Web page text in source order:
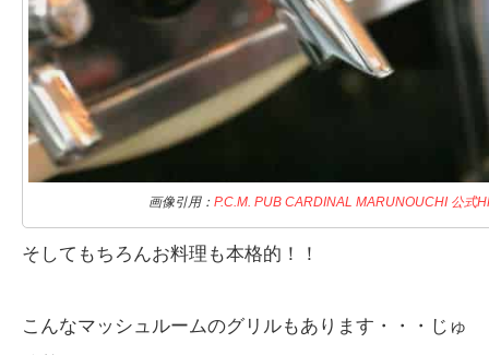
画像引用： P.C.M. PUB CARDINAL MARUNOUCHI 公式
そしてもちろんお料理も本格的！！
こんなマッシュルームのグリルもあります・・・じゅ